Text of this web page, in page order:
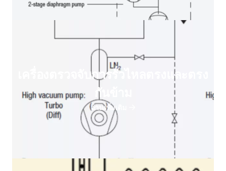
เครื่องตรวจจับการรั่วไหลตรงและตรง
กันข้าม
อ่านเพิ่มเติม